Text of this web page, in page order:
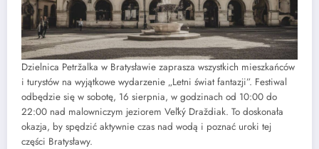
Dzielnica Petržalka w Bratysławie zaprasza wszystkich mieszkańców
i turystów na wyjątkowe wydarzenie „Letni świat fantazji”. Festiwal
odbędzie się w sobotę, 16 sierpnia, w godzinach od 10:00 do
22:00 nad malowniczym jeziorem Veľký Draždiak. To doskonała
okazja, by spędzić aktywnie czas nad wodą i poznać uroki tej
części Bratysławy.